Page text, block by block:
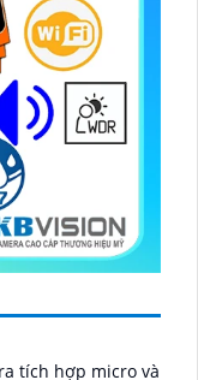
tích hợp micro và